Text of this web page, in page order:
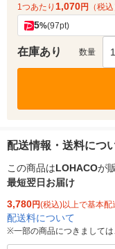
1つあたり 1,070円 （税込
5%(97pt)
在庫あり 数量 1
配送情報・送料につ
この商品はLOHACOが
最短翌日お届け
3,780円(税込)以上で基本配
配送料について
※一部の商品につきまして